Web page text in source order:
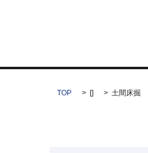
TOP [] 土間床掘